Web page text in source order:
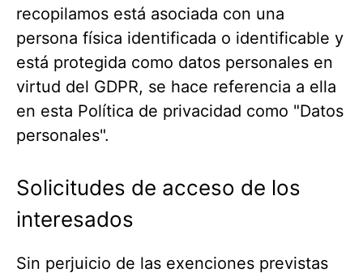
recopilamos está asociada con una
persona física identificada o identificable y
está protegida como datos personales en
virtud del GDPR, se hace referencia a ella
en esta Política de privacidad como "Datos
personales".
Solicitudes de acceso de los
interesados
Sin perjuicio de las exenciones previstas